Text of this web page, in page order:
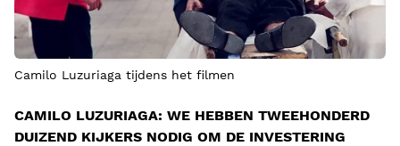
Camilo Luzuriaga tijdens het filmen
CAMILO LUZURIAGA: WE HEBBEN TWEEHONDERD
DUIZEND KIJKERS NODIG OM DE INVESTERING